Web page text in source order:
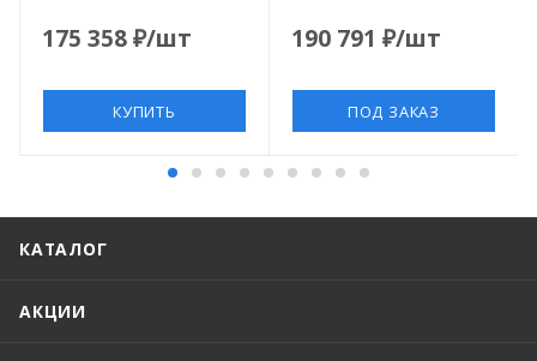
175 358₽/шт
КУПИТЬ
антрацит
190 791 ₽/шт
ПОД ЗАКАЗ
КАТАЛОГ
АКЦИИ